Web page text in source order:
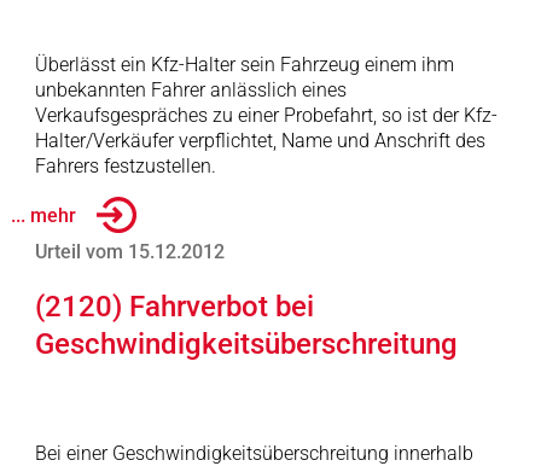
Überlässt ein Kfz-Halter sein Fahrzeug einem ihm
unbekannten Fahrer anlässlich eines
Verkaufsgespräches zu einer Probefahrt, so ist der Kfz-
Halter/Verkäufer verpflichtet, Name und Anschrift des
Fahrers festzustellen.
... mehr
Urteil vom 15.12.2012
(2120) Fahrverbot bei
Geschwindigkeitsüberschreitung
Bei einer Geschwindigkeitsüberschreitung innerhalb